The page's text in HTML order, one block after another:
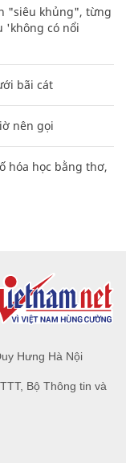
"siêu khủng", từng
'không có nổi
bãi cát
nên gọi
hóa học bằng thơ,
Hưng Hà Nội
Bộ Thông tin và